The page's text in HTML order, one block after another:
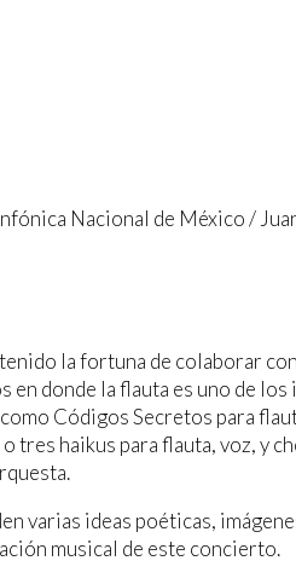
Nacional de México /
tenido la fortuna de colaborar
en donde la flauta es uno de
Códigos Secretos para
tres haikus para flauta, voz, y
varias ideas poéticas,
musical de este concierto.